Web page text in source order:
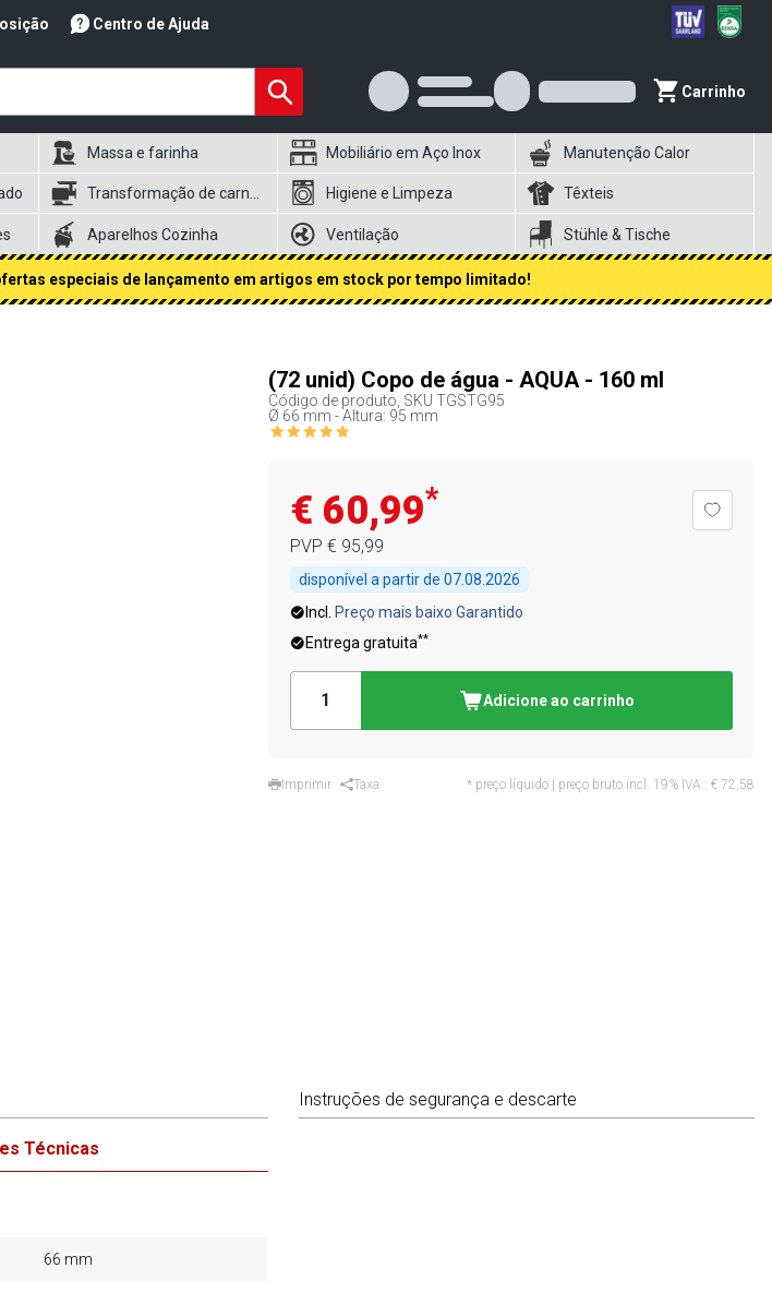
Centro de Ajuda
Carrinho
Massa e farinha Mobiliário em Aço Inox Manutenção Calor
Higiene e Limpeza Têxteis
Aparelhos Cozinha Ventilação Stühle & Tische
especiais de lançamento em artigos em stock por tempo limitado!
(72 unid) Copo de água - AQUA - 160 ml
Código de produto, SKU TGSTG95
Ø 66 mm - Altura: 95 mm
€ 60,99*
PVP € 95,99
disponível a partir de 07.08.2026
Incl.
Preço mais baixo Garantido
Entrega gratuita**
Adicione ao carrinho
Imprimir Taxa * preço líquido | preço bruto incl. 19% IVA.: € 72,58
Técnicas
66 mm
Instruções de segurança e descarte